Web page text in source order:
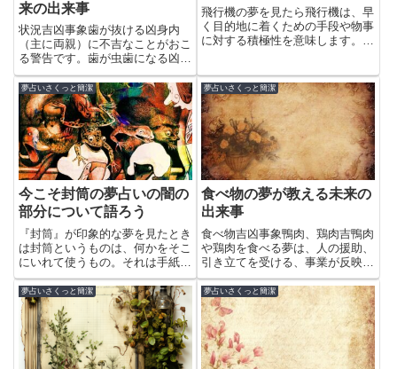
来の出来事
状況吉凶事象歯が抜ける凶身内
（主に両親）に不吉なことがおこ
る警告です。歯が虫歯になる凶身
内（主に両親）の身体が病気に蝕
まれていることを警告していま
す。医者に診察を受ける吉病気の
人が医者に診察を受ける夢を見る
のは病気全快を告げる夢です。ま
た、...
飛行機の夢を見たら飛行機は、早
く目的地に着くための手段や物事
に対する積極性を意味します。飛
す。運気が好転する可能性を意味
します。いろいろな感情が刺激を
受け、さらに違う視線で物事を
見...
夢占いさくっと簡潔
今こそ封筒の夢占いの闇の
部分について語ろう
『封筒』が印象的な夢を見たとき
は封筒というものは、何かをそこ
にいれて使うもの。それは手紙だ
ったり、カードだったり、お金だ
ったり。それを見えない形でそっ
と封印してしちゃいます。そんな
「封筒」が印象的な夢を見たとき
は、一体どういうメッセージが
隠...
夢占いさくっと簡潔
食べ物の夢が教える未来の
出来事
食べ物吉凶事象鴨肉、鶏肉吉鴨肉
や鶏肉を食べる夢は、人の援助、
引き立てを受ける、事業が反映す
るという吉夢。周囲に認められて
嬉しいことが起こる場合にも見ま
す。牛肉凶牛肉を食べる夢は、面
倒なことを頼まれる前に見ること
が多い凶夢。他に、他人から因
縁...
夢占いさくっと簡潔 夢占いさくっと簡潔